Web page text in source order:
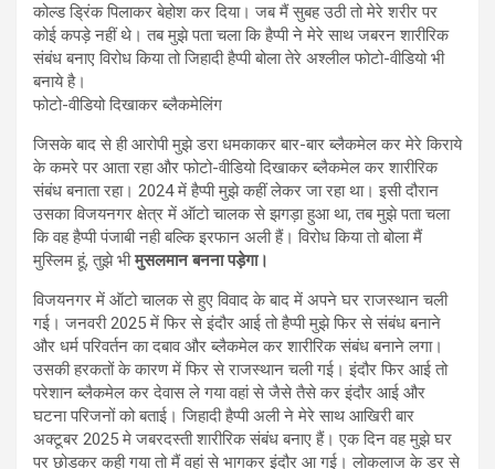
कोल्ड ड्रिंक पिलाकर बेहोश कर दिया। जब मैं सुबह उठी तो मेरे शरीर पर
कोई कपड़े नहीं थे। तब मुझे पता चला कि हैप्पी ने मेरे साथ जबरन शारीरिक
संबंध बनाए विरोध किया तो जिहादी हैप्पी बोला तेरे अश्लील फोटो-वीडियो भी
बनाये है।
फोटो-वीडियो दिखाकर ब्लैकमेलिंग
जिसके बाद से ही आरोपी मुझे डरा धमकाकर बार-बार ब्लैकमेल कर मेरे किराये
के कमरे पर आता रहा और फोटो-वीडियो दिखाकर ब्लैकमेल कर शारीरिक
संबंध बनाता रहा। 2024 में हैप्पी मुझे कहीं लेकर जा रहा था। इसी दौरान
उसका विजयनगर क्षेत्र में ऑटो चालक से झगड़ा हुआ था, तब मुझे पता चला
कि वह हैप्पी पंजाबी नही बल्कि इरफान अली हैं। विरोध किया तो बोला मैं
मुस्लिम हूं, तुझे भीमुसलमान बनना पड़ेगा।
विजयनगर में ऑटो चालक से हुए विवाद के बाद में अपने घर राजस्थान चली
गई। जनवरी 2025 में फिर से इंदौर आई तो हैप्पी मुझे फिर से संबंध बनाने
और धर्म परिवर्तन का दबाव और ब्लैकमेल कर शारीरिक संबंध बनाने लगा।
उसकी हरकतों के कारण में फिर से राजस्थान चली गई। इंदौर फिर आई तो
परेशान ब्लैकमेल कर देवास ले गया वहां से जैसे तैसे कर इंदौर आई और
घटना परिजनों को बताई। जिहादी हैप्पी अली ने मेरे साथ आखिरी बार
अक्टूबर 2025 मे जबरदस्ती शारीरिक संबंध बनाए हैं। एक दिन वह मुझे घर
पर छोडकर कही गया तो मैं वहां से भागकर इंदौर आ गई। लोकलाज के डर से